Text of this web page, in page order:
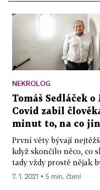
NEKROLOG
Tomáš Sedláček
Covid zabil
minut to, na co
První věty bývají
když skončilo něco, co
tady vždy prostě nějak
7. 1. 2021 ▪ 5 min. čtení